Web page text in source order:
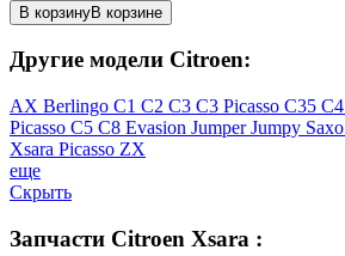
В корзинуВ корзине
Другие модели Citroen:
AX Berlingo C1 C2 C3 C3 Picasso C35 C4
Picasso C5 C8 Evasion JumperJumpy Saxo
Xsara Picasso ZX
еще
Скрыть
Запчасти Citroen Xsara :